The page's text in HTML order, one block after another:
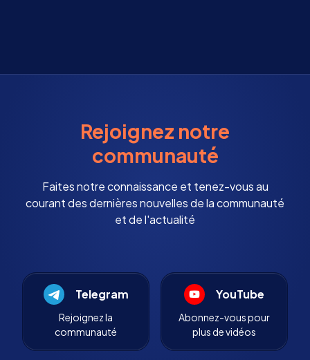
Rejoignez notre
communauté
Faites notre connaissance et tenez-vous au
courant des dernières nouvelles de la communauté
et de l'actualité
Telegram
Rejoignez la
communauté
YouTube
Abonnez-vous pour
plus de vidéos